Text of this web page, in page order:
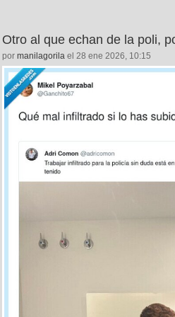
Otro al que echan de la poli,
por manilagorila el 28 ene 2026, 10:15